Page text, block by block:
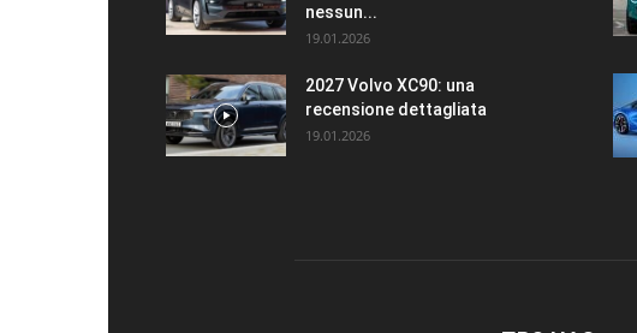
nessun...
19.01.2026
2027 Volvo XC90: una
recensione dettagliata
19.01.2026